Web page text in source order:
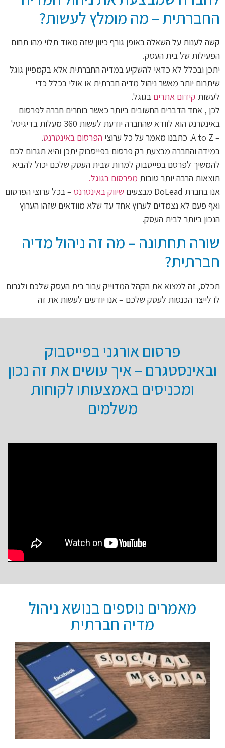
החברתית – מה מומלץ לעשות?
קשה לענות על השאלה באופן גורף כיוון שזה מאוד תלוי מהו תחום
הפעילות של בית העסק.
יתכן ובכלל לא כדאי להשקיע במדיה החברתית אלא בקמפיין גוגל
שיתרום יותר מאשר ניהול מדיה חברתית או אולי בכלל כדי
לעשות קידום אתרים בגוגל.
לכן , אחד הדברים החשובים ביותר כאשר בוחרים חברה לפרסום
באינטרנט הוא לוודא שהחברה יודעת לעשות 360 מעלות בדיגיטל
– A to Z. כתבנו מאמר על כל ערוצי
הפרסום באינטרנט.
במידה והחברה מבצעת רק פרסום בפייסבוק יתכן והיא תגרום לכם
להמשיך לפרסם בפייסבוק למרות שבית העסק שלכם יכול להביא
תוצאות הרבה יותר טובות מפרסום בגוגל.
אנו בחברת DoLead מבצעים
שיווק באינטרנט – בכל ערוצי הפרסום
ואף פעם לא נצמדים לערוץ אחד עד שלא מוודאים שזהו הערוץ
הנכון ביותר לבית העסק.
שורה תחתונה – מה זה ניהול מדיה
חברתית?
תכלס, זה למצוא את הקהל המדוייק עבור בית העסק שלכם ולגרום
לו לייצר הכנסות לעסק שלכם – אנו יודעים לעשות את זה
פרסום אורגני בפייסבוק
ובאינסטגרם – איך עושים את זה נכון
ומכניסים באמצעותו לקוחות
משלמים
מאמרים נוספים בנושא ניהול
מדיה חברתית